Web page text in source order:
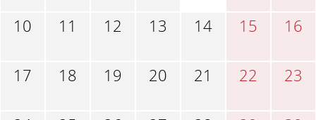
10 11 12 13 14 15 16
17 18 19 20 21 22 23